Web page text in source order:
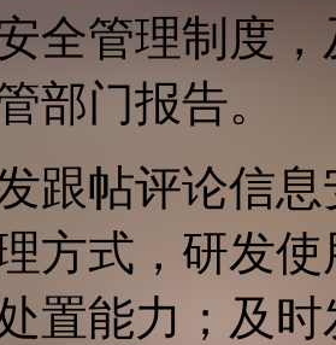
全管理制度
部门报告。
发跟帖评论信
方式，研发
置能力；及